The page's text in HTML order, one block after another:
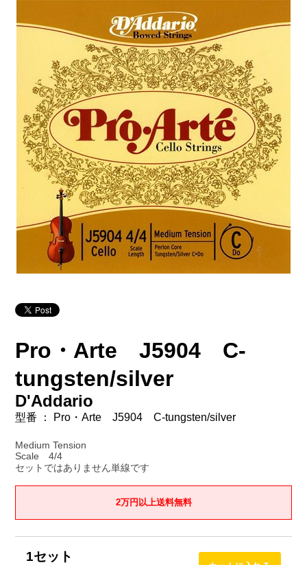
Pro・Arte J5904 C-
tungsten/silver
D'Addario
型番 ： Pro・Arte J5904 C-tungsten/silver
Medium Tension
Scale 4/4
セットではありません単線です
2万円以上送料無料
1セット